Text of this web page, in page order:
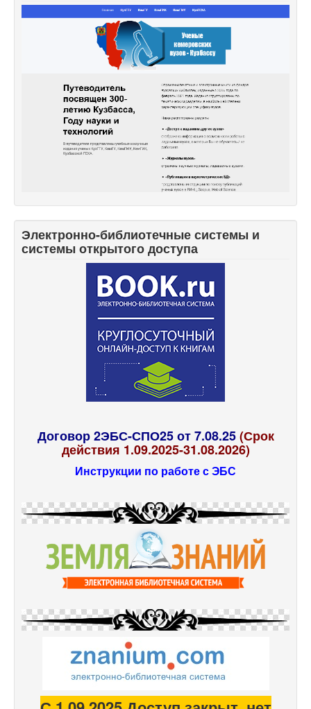
Электронно-библиотечные системы и
системы открытого доступа
Договор 2ЭБС-СПО25 от 7.08.25 (Срок
действия 1.09.2025-31.08.2026)
Инструкции по работе с ЭБС